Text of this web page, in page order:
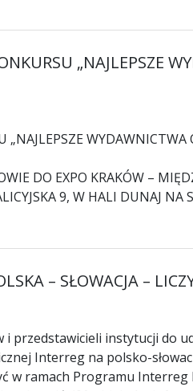
„NAJLEPSZE
WYDAWNICTWA
DO EXPO KRAKÓW –
9, W HALI DUNAJ NA
– SŁOWACJA –
przedstawicieli instytucji do
Interreg na polsko-
ramach Programu Interreg